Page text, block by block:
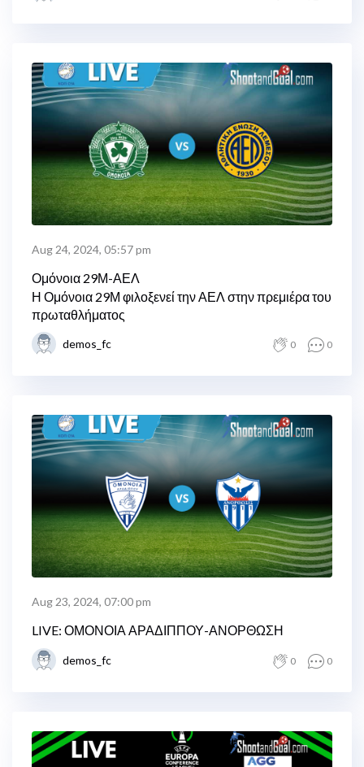
Aug 24, 2024, 05:57 pm
Ομόνοια 29Μ-ΑΕΛ
Η Ομόνοια 29Μ φιλοξενεί την ΑΕΛ στην πρεμιέρα του
πρωταθλήματος
demos_fc 0 0
Aug 23, 2024, 07:00 pm
LIVE: ΟΜΟΝΟΙΑ ΑΡΑΔΙΠΠΟΥ-ΑΝΟΡΘΩΣΗ
demos_fc 0 0